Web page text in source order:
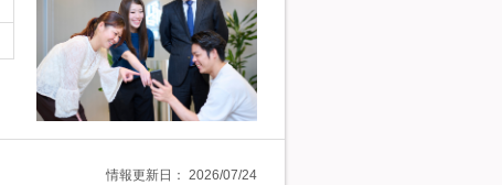
情報更新日： 2026/07/24